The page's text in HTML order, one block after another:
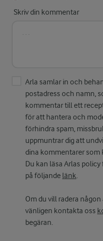
Skriv din kommentar
Arla samlar in och
postadress och namn,
kommentar till ett
för att hantera och
förhindra spam,
uppmuntrar dig att
dina kommentarer som
Du kan läsa Arlas
på följande länk.
Om du vill radera
vänligen kontakta oss
begäran.